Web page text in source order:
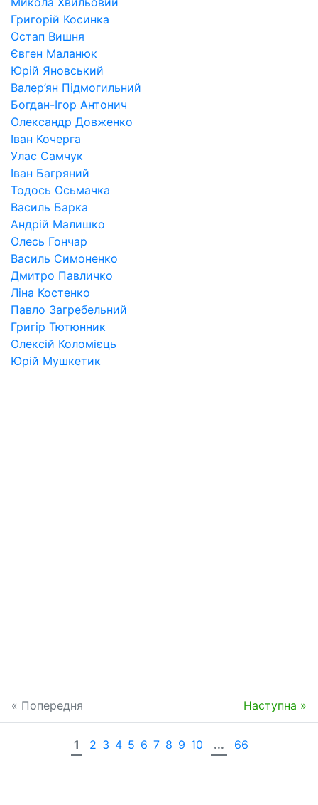
Григорій Косинка
Остап Вишня
Євген Маланюк
Юрій Яновський
Валер’ян Підмогильний
Богдан-Ігор Антонич
Олександр Довженко
Іван Кочерга
Улас Самчук
Іван Багряний
Тодось Осьмачка
Василь Барка
Андрій Малишко
Олесь Гончар
Василь Симоненко
Дмитро Павличко
Ліна Костенко
Павло Загребельний
Григір Тютюнник
Олексій Коломієць
Юрій Мушкетик
« Попередня Наступна »
1 2 3 4 5 6 7 8 9 10 ... 66